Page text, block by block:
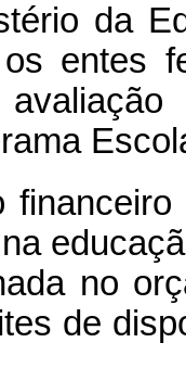
da
entes
no
de